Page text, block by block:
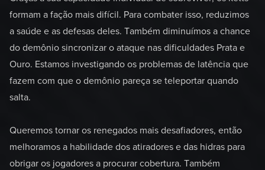
formam a fação mais difícil. Para combater isso, reduzimos
a saúde e as defesas deles. Também diminuímos a chance
do demônio sincronizar o ataque nas dificuldades Prata e
Ouro. Estamos investigando os problemas de latência que
fazem com que o demônio pareça se teleportar quando
salta.
Queremos tornar os renegados mais desafiadores, então
melhoramos a habilidade dos atiradores e das hidras para
obrigar os jogadores a procurar cobertura. Também